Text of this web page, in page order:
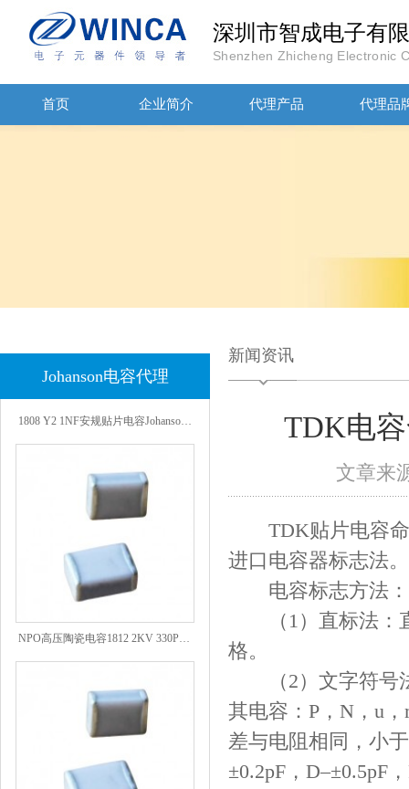
深圳市智成电子有
Shenzhen Zhicheng Electronic
首页 企业简介 代理产品 代理品
Johanson电容代理
新闻资讯
TDK电
文章来
TDK贴片电容命
进口电容器标志法。
电容标志方法
（1）直标法：直
格。
（2）文字符号法
其电容：P，N，u
差与电阻相同，小
±0.2pF，D–±0.5pF